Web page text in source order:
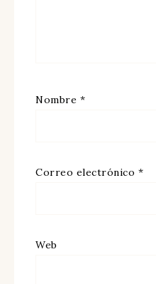
Nombre *
Correo electrónico *
Web